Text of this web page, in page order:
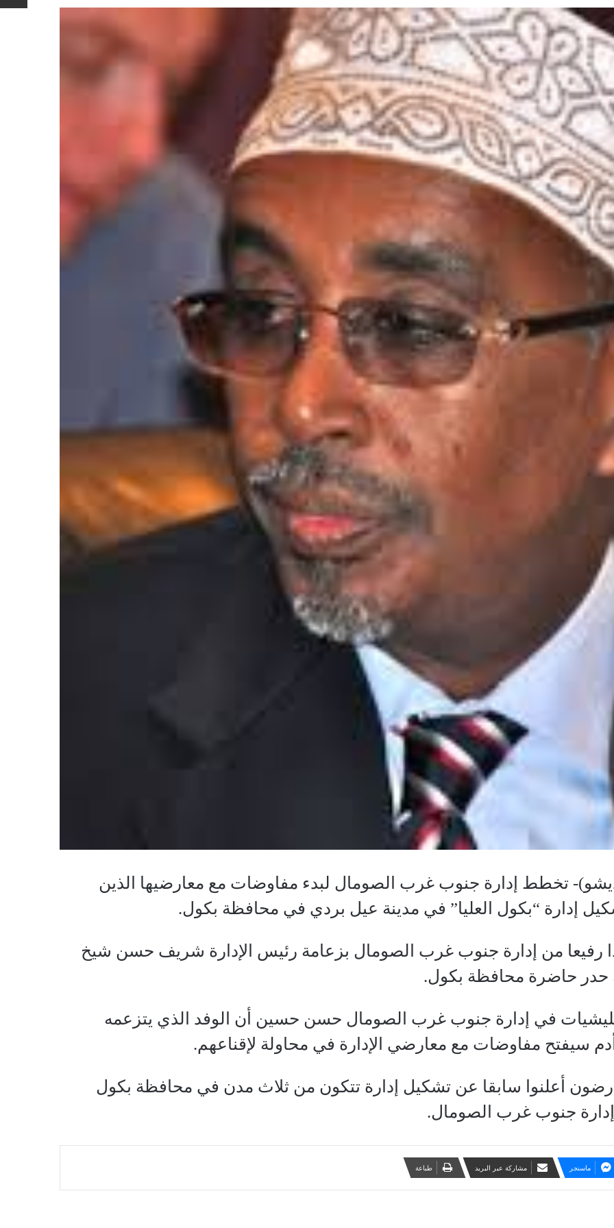
تخطط إدارة جنوب غرب الصومال لبدء مفاوضات مع معارضيها الذين
إدارة “بكول العليا” في مدينة عيل بردي في محافظة بكول.
رفيعا من إدارة جنوب غرب الصومال بزعامة رئيس الإدارة شريف حسن شيخ
حدر حاضرة محافظة بكول.
في إدارة جنوب غرب الصومال حسن حسين أن الوفد الذي يتزعمه
مفاوضات مع معارضي الإدارة في محاولة لإقناعهم.
أعلنوا سابقا عن تشكيل إدارة تتكون من ثلاث مدن في محافظة بكول
جنوب غرب الصومال.
ماسنجر مشاركة عبر البريد طباعة